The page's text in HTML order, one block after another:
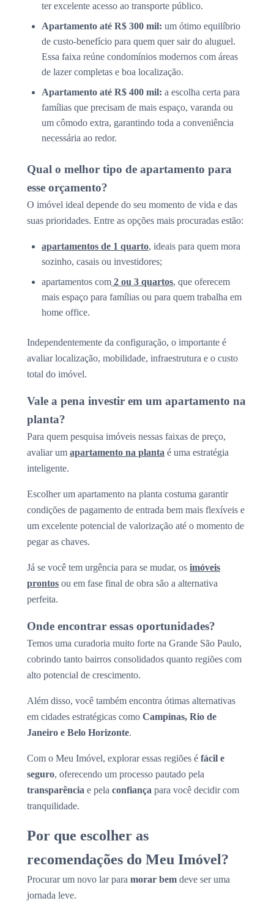
ter excelente acesso ao transporte público.
Apartamento até R$ 300 mil: um ótimo equilíbrio
de custo-benefício para quem quer sair do aluguel.
Essa faixa reúne condomínios modernos com áreas
de lazer completas e boa localização.
Apartamento até R$ 400 mil: a escolha certa para
famílias que precisam de mais espaço, varanda ou
um cômodo extra, garantindo toda a conveniência
necessária ao redor.
Qual o melhor tipo de apartamento para
esse orçamento?
O imóvel ideal depende do seu momento de vida e das
suas prioridades. Entre as opções mais procuradas estão:
apartamentos de 1 quarto, ideais para quem mora
sozinho, casais ou investidores;
apartamentos com 2 ou 3 quartos, que oferecem
mais espaço para famílias ou para quem trabalha em
home office.
Independentemente da configuração, o importante é
avaliar localização, mobilidade, infraestrutura e o custo
total do imóvel.
Vale a pena investir em um apartamento na
planta?
Para quem pesquisa imóveis nessas faixas de preço,
avaliar um apartamento na planta é uma estratégia
inteligente.
Escolher um apartamento na planta costuma garantir
condições de pagamento de entrada bem mais flexíveis e
um excelente potencial de valorização até o momento de
pegar as chaves.
Já se você tem urgência para se mudar, os imóveis
prontos ou em fase final de obra são a alternativa
perfeita.
Onde encontrar essas oportunidades?
Temos uma curadoria muito forte na Grande São Paulo,
cobrindo tanto bairros consolidados quanto regiões com
alto potencial de crescimento.
Além disso, você também encontra ótimas alternativas
em cidades estratégicas como Campinas, Rio de
Janeiro e Belo Horizonte.
Com o Meu Imóvel, explorar essas regiões é fácil e
seguro, oferecendo um processo pautado pela
transparência e pela confiança para você decidir com
tranquilidade.
Por que escolher as
recomendações do Meu Imóvel?
Procurar um novo lar para morar bem deve ser uma
jornada leve.